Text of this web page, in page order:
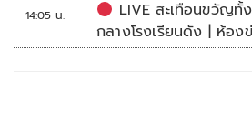
14:05 น.
LIVE สะเทือนขวัญทั้
กลางโรงเรียนดัง | ห้อง